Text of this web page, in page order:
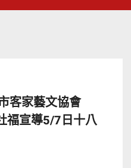
客家藝文協會
福宣導5/7日十八